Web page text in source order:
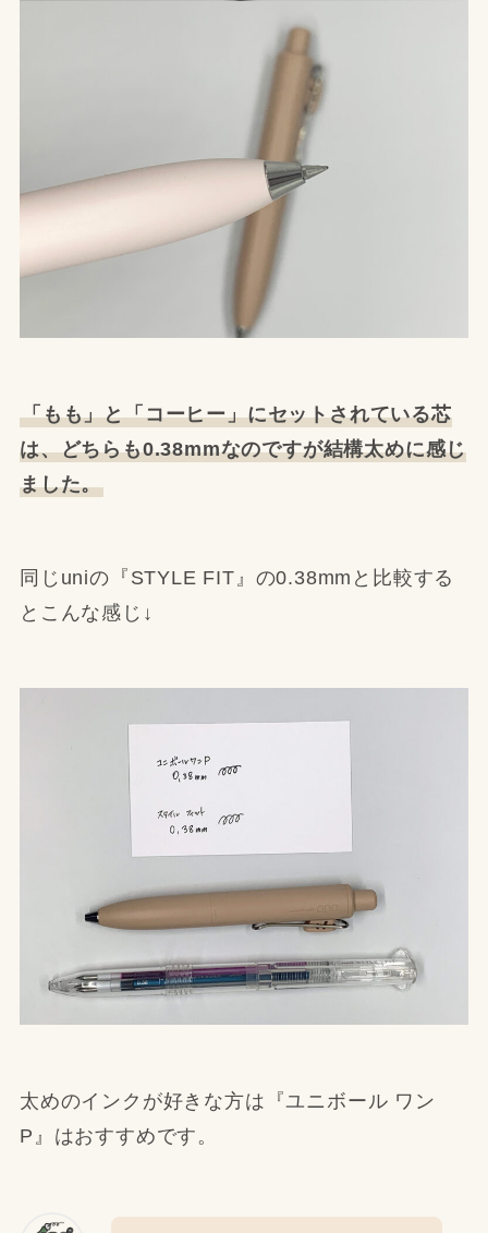
「もも」と「コーヒー」にセットされている芯
は、どちらも0.38mmなのですが結構太めに感じ
ました。
同じuniの『STYLE FIT』の0.38mmと比較する
とこんな感じ↓
太めのインクが好きな方は『ユニボール ワン
P』はおすすめです。